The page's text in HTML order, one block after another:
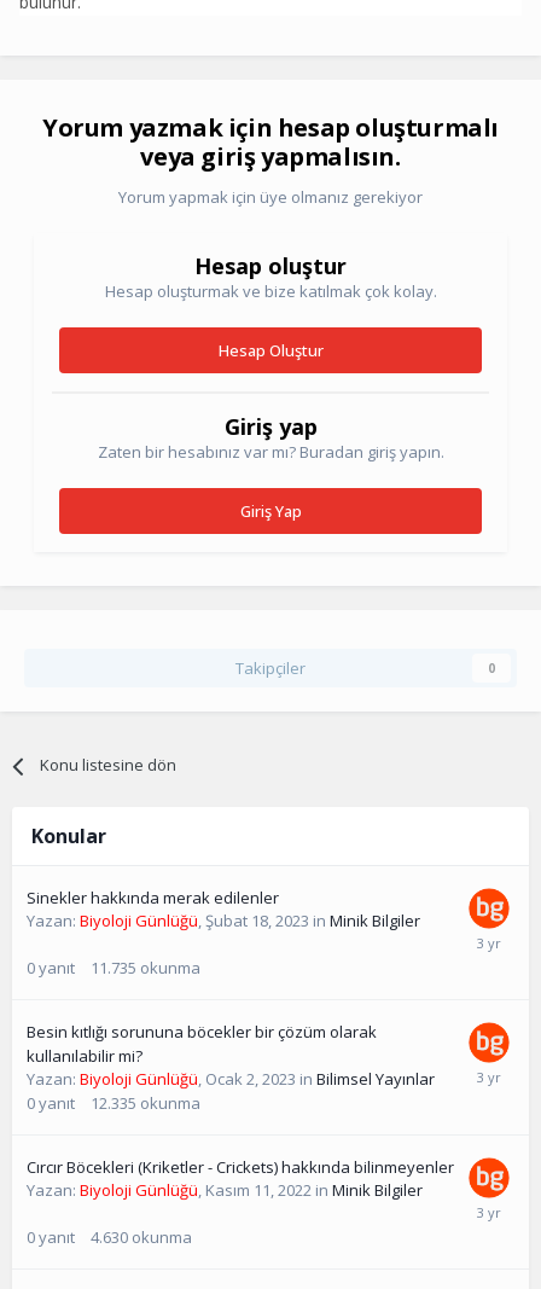
Yorum yazmak için hesap oluşturmalı
veya giriş yapmalısın.
Yorum yapmak için üye olmanız gerekiyor
Hesap oluştur
Hesap oluşturmak ve bize katılmak çok kolay.
Hesap Oluştur
Giriş yap
Zaten bir hesabınız var mı? Buradan giriş yapın.
Giriş Yap
Takipçiler 0
Konu listesine dön
Konular
Sinekler hakkında merak edilenler
Yazan: Biyoloji Günlüğü,Şubat 18, 2023 in Minik Bilgiler
0yanıt 11.735 okunma
Besin kıtlığı sorununa böcekler bir çözüm olarak
kullanılabilir mi?
Yazan: Biyoloji Günlüğü, Ocak 2, 2023 in Bilimsel Yayınlar
0yanıt 12.335 okunma
Cırcır Böcekleri (Kriketler - Crickets) hakkında bilinmeyenler
Yazan: Biyoloji Günlüğü, Kasım 11, 2022 in Minik Bilgiler
0yanıt 4.630 okunma